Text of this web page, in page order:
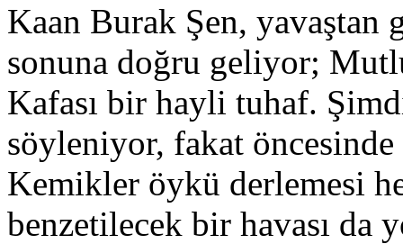
Kaan Burak Şen, yavaştan
sonuna doğru geliyor;
Kafası bir hayli tuhaf.
söyleniyor, fakat
Kemikler öykü derlemesi
benzetilecek bir havası da